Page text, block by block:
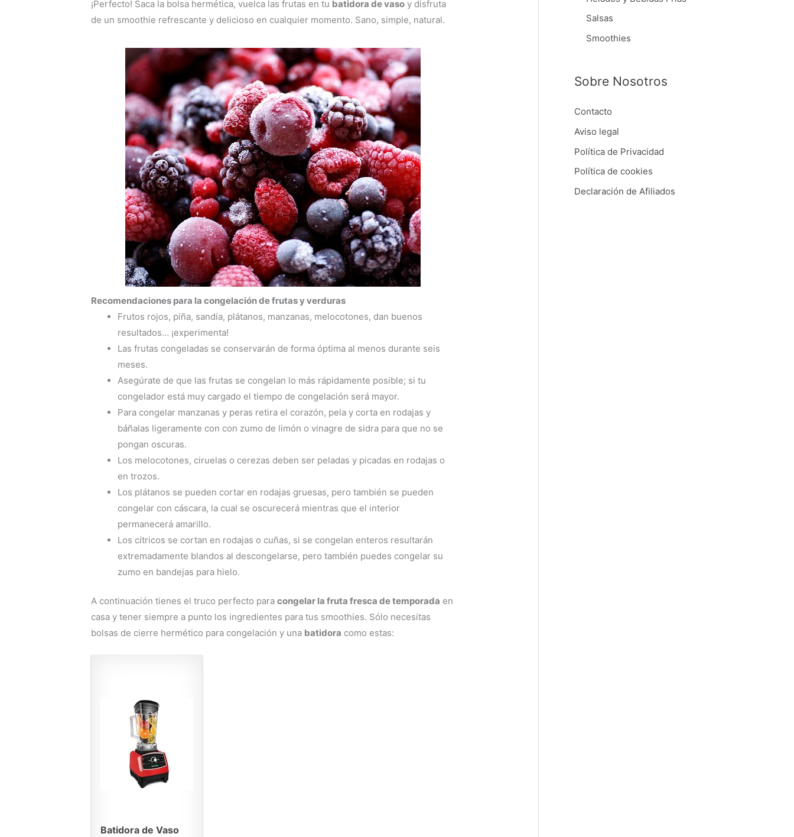
¡Perfecto! Saca la bolsa hermética, vuelca las frutas en tu batidora de vasoy disfruta
de un smoothie refrescante y delicioso en cualquier momento. Sano, simple, natural.
Recomendaciones para la congelación de frutas y verduras
Frutos rojos, piña, sandía, plátanos, manzanas, melocotones, dan buenos
resultados… ¡experimenta!
Las frutas congeladas se conservarán de forma óptima al menos durante seis
meses.
Asegúrate de que las frutas se congelan lo más rápidamente posible; si tu
congelador está muy cargado el tiempo de congelación será mayor.
Para congelar manzanas y peras retira el corazón, pela y corta en rodajas y
báñalas ligeramente con con zumo de limón o vinagre de sidra para que no se
pongan oscuras.
Los melocotones, ciruelas o cerezas deben ser peladas y picadas en rodajas o
en trozos.
Los plátanos se pueden cortar en rodajas gruesas, pero también se pueden
congelar con cáscara, la cual se oscurecerá mientras que el interior
permanecerá amarillo.
Los cítricos se cortan en rodajas o cuñas, si se congelan enteros resultarán
extremadamente blandos al descongelarse, pero también puedes congelar su
zumo en bandejas para hielo.
A continuación tienes el truco perfecto para congelar la fruta fresca de temporada en
casa y tener siempre a punto los ingredientes para tus smoothies. Sólo necesitas
bolsas de cierre hermético para congelación y una batidora como estas:
Batidora de Vaso
Salsas
Smoothies
Sobre Nosotros
Contacto
Aviso legal
Política de Privacidad
Política de cookies
Declaración de Afiliados